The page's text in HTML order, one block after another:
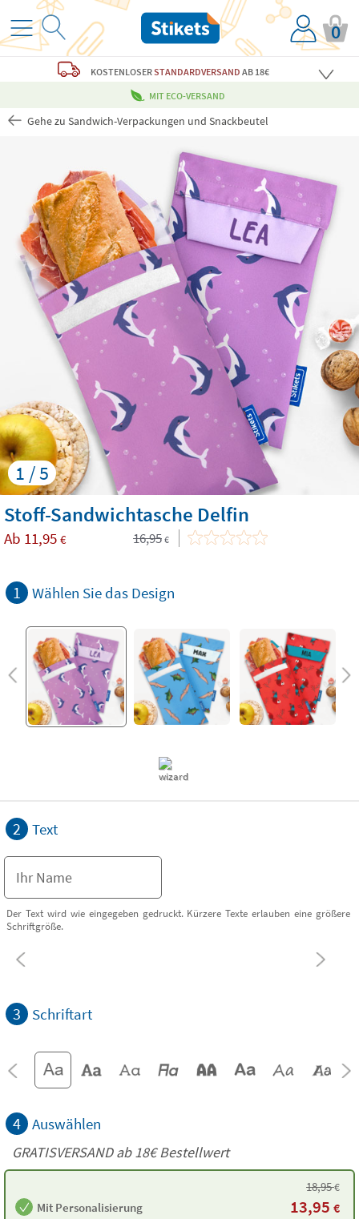
0
KOSTENLOSERSTANDARDVERSAND AB 18€
MIT ECO-VERSAND
Gehe zu Sandwich-Verpackungen und Snackbeutel
1 / 5
Stoff-Sandwichtasche Delfin
Ab 11,95 € 16,95 €
1 Wählen Sie das Design
2 Text
Der Text wird wie eingegeben gedruckt. Kürzere Texte erlauben eine größere
Schriftgröße.
3 Schriftart
4 Auswählen
GRATISVERSAND ab18€Bestellwert
Mit Personalisierung
18,95€
13,95 €